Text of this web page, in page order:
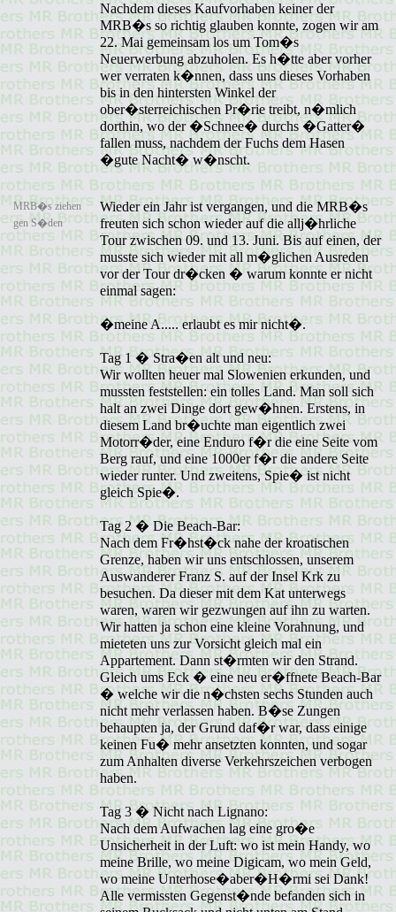
Nachdem dieses Kaufvorhaben keiner der
MRB�s so richtig glauben konnte, zogen wir am
22. Mai gemeinsam los um Tom�s
Neuerwerbung abzuholen. Es h�tte aber vorher
wer verraten k�nnen, dass uns dieses Vorhaben
bis in den hintersten Winkel der
ober�sterreichischen Pr�rie treibt, n�mlich
dorthin, wo der �Schnee� durchs �Gatter�
fallen muss, nachdem der Fuchs dem Hasen
�gute Nacht� w�nscht.
MRB�s ziehen
gen S�den
Wieder ein Jahr ist vergangen, und die MRB�s
freuten sich schon wieder auf die allj�hrliche
Tour zwischen 09. und 13. Juni. Bis auf einen, der
musste sich wieder mit all m�glichen Ausreden
vor der Tour dr�cken � warum konnte er nicht
einmal sagen:
�meine A..... erlaubt es mir nicht�.
Tag 1 � Stra�en alt und neu:
Wir wollten heuer mal Slowenien erkunden, und
mussten feststellen: ein tolles Land. Man soll sich
halt an zwei Dinge dort gew�hnen. Erstens, in
diesem Land br�uchte man eigentlich zwei
Motorr�der, eine Enduro f�r die eine Seite vom
Berg rauf, und eine 1000er f�r die andere Seite
wieder runter. Und zweitens, Spie� ist nicht
gleich Spie�.
Tag 2 � Die Beach-Bar:
Nach dem Fr�hst�ck nahe der kroatischen
Grenze, haben wir uns entschlossen, unserem
Auswanderer Franz S. auf der Insel Krk zu
besuchen. Da dieser mit dem Kat unterwegs
waren, waren wir gezwungen auf ihn zu warten.
Wir hatten ja schon eine kleine Vorahnung, und
mieteten uns zur Vorsicht gleich mal ein
Appartement. Dann st�rmten wir den Strand.
Gleich ums Eck � eine neu er�ffnete Beach-Bar
� welche wir die n�chsten sechs Stunden auch
nicht mehr verlassen haben. B�se Zungen
behaupten ja, der Grund daf�r war, dass einige
keinen Fu� mehr ansetzten konnten, und sogar
zum Anhalten diverse Verkehrszeichen verbogen
haben.
Tag 3 � Nicht nach Lignano:
Nach dem Aufwachen lag eine gro�e
Unsicherheit in der Luft: wo ist mein Handy, wo
meine Brille, wo meine Digicam, wo mein Geld,
wo meine Unterhose�aber�H�rmi sei Dank!
Alle vermissten Gegenst�nde befanden sich in